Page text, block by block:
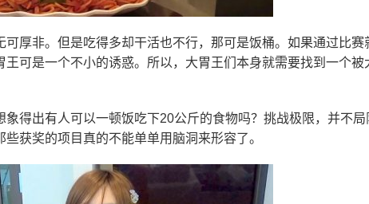
厚非。但是吃得多却干活也不行，那可是饭桶。如果通过比赛
可是一个不小的诱惑。所以，大胃王们本身就需要找到一个被
得出有人可以一顿饭吃下20公斤的食物吗？挑战极限，并不局
获奖的项目真的不能单单用脑洞来形容了。